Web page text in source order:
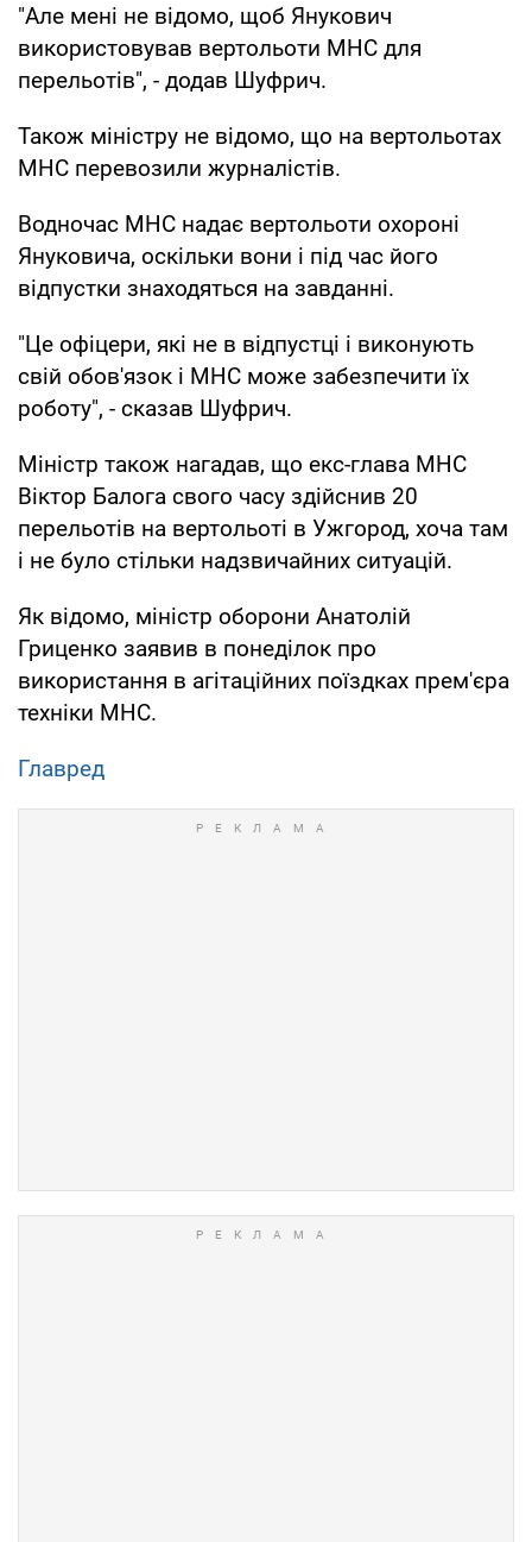
"Але мені не відомо, щоб Янукович
використовував вертольоти МНС для
перельотів", - додав Шуфрич.
Також міністру не відомо, що на вертольотах
МНС перевозили журналістів.
Водночас МНС надає вертольоти охороні
Януковича, оскільки вони і під час його
відпустки знаходяться на завданні.
"Це офіцери, які не в відпустці і виконують
свій обов'язок і МНС може забезпечити їх
роботу", - сказав Шуфрич.
Міністр також нагадав, що екс-глава МНС
Віктор Балога свого часу здійснив 20
перельотів на вертольоті в Ужгород, хоча там
і не було стільки надзвичайних ситуацій.
Як відомо, міністр оборони Анатолій
Гриценко заявив в понеділок про
використання в агітаційних поїздках прем'єра
техніки МНС.
Главред